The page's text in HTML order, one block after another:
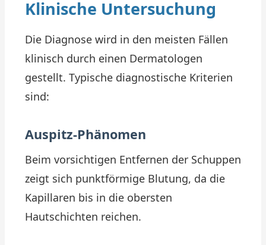
Klinische Untersuchung
Die Diagnose wird in den meisten Fällen
klinisch durch einen Dermatologen
gestellt. Typische diagnostische Kriterien
sind:
Auspitz-Phänomen
Beim vorsichtigen Entfernen der Schuppen
zeigt sich punktförmige Blutung, da die
Kapillaren bis in die obersten
Hautschichten reichen.